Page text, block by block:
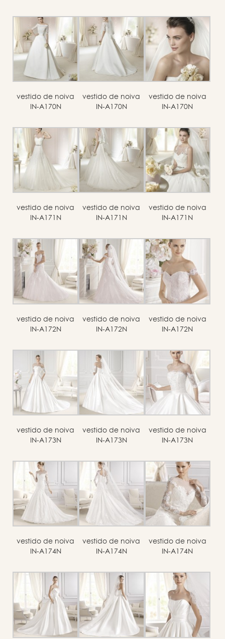
vestido de noiva
IN-A170N
vestido de noiva
IN-A170N
vestido de noiva
IN-A170N
vestido de noiva
IN-A171N
vestido de noiva
IN-A171N
vestido de noiva
IN-A171N
vestido de noiva
IN-A172N
vestido de noiva
IN-A172N
vestido de noiva
IN-A172N
vestido de noiva
IN-A173N
vestido de noiva
IN-A173N
vestido de noiva
IN-A173N
vestido de noiva
IN-A174N
vestido de noiva
IN-A174N
vestido de noiva
IN-A174N